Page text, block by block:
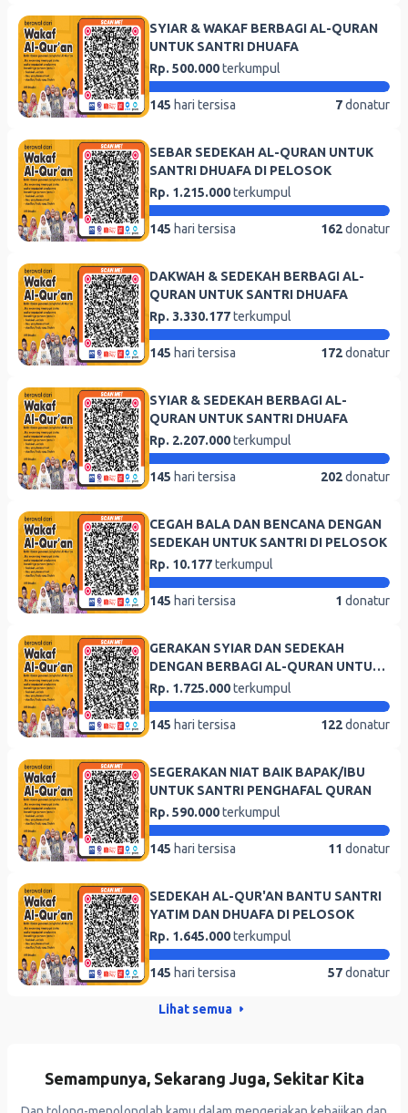
SYIAR & WAKAF BERBAGI AL-QURAN
UNTUK SANTRI DHUAFA
Rp. 500.000terkumpul
145 hari tersisa 7donatur
SEBAR SEDEKAH AL-QURAN UNTUK
SANTRI DHUAFA DI PELOSOK
Rp. 1.215.000terkumpul
145 hari tersisa 162donatur
DAKWAH & SEDEKAH BERBAGI AL-
QURAN UNTUK SANTRI DHUAFA
Rp. 3.330.177terkumpul
145 hari tersisa 172donatur
SYIAR & SEDEKAH BERBAGI AL-
QURAN UNTUK SANTRI DHUAFA
Rp. 2.207.000terkumpul
145 hari tersisa 202donatur
CEGAH BALA DAN BENCANA DENGAN
SEDEKAH UNTUK SANTRI DI PELOSOK
Rp. 10.177terkumpul
145 hari tersisa 1 donatur
GERAKAN SYIAR DAN SEDEKAH
DENGAN BERBAGI AL-QURAN UNTUK
SANTRI DHUAFA
Rp. 1.725.000terkumpul
145 hari tersisa 122donatur
SEGERAKAN NIAT BAIK BAPAK/IBU
UNTUK SANTRI PENGHAFAL QURAN
Rp. 590.000terkumpul
145 hari tersisa 11 donatur
SEDEKAH AL-QUR'AN BANTU SANTRI
YATIM DAN DHUAFA DI PELOSOK
Rp. 1.645.000terkumpul
145 hari tersisa 57donatur
Lihat semua
Semampunya, Sekarang Juga, Sekitar Kita